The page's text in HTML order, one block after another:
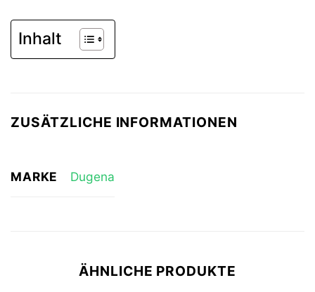
Inhalt
ZUSÄTZLICHE INFORMATIONEN
MARKE Dugena
ÄHNLICHE PRODUKTE